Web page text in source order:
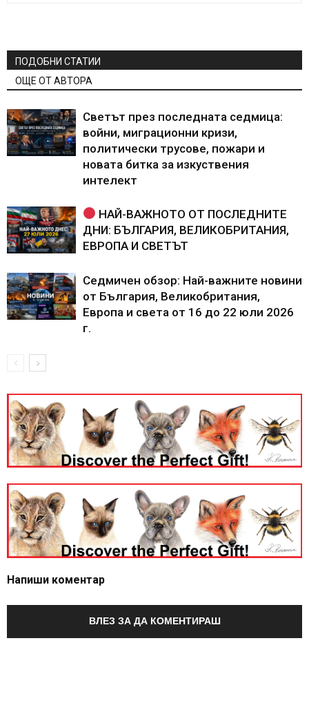
ПОДОБНИ СТАТИИ
ОЩЕ ОТ АВТОРА
Светът през последната седмица:
войни, миграционни кризи,
политически трусове, пожари и
новата битка за изкуствения
интелект
НАЙ-ВАЖНОТО ОТ ПОСЛЕДНИТЕ
ДНИ: БЪЛГАРИЯ, ВЕЛИКОБРИТАНИЯ,
ЕВРОПА И СВЕТЪТ
Седмичен обзор: Най-важните новини
от България, Великобритания,
Европа и света от 16 до 22 юли 2026
г.
Напиши коментар
ВЛЕЗ ЗА ДА КОМЕНТИРАШ